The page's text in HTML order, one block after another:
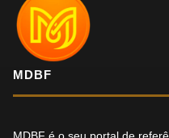
MDBF
MDBF é o seu portal de